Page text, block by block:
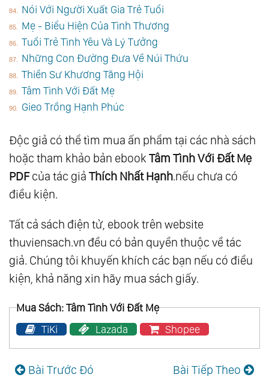
Nói Với Người Xuất Gia Trẻ Tuổi
Mẹ - Biểu Hiện Của Tình Thương
Tuổi Trẻ Tình Yêu Và Lý Tưởng
Những Con Đường Đưa Về Núi Thứu
Thiền Sư Khương Tăng Hội
Tâm Tình Với Đất Mẹ
Gieo Trồng Hạnh Phúc
Độc giả có thể tìm mua ấn phẩm tại các nhà sách
hoặc tham khảo bản ebook Tâm Tình Với Đất Mẹ
PDFcủa tác giả Thích Nhất Hạnh.nếu chưa có
điều kiện.
Tất cả sách điện tử, ebook trên website
thuviensach.vn đều có bản quyền thuộc về tác
giả. Chúng tôi khuyến khích các bạn nếu có điều
kiện, khả năng xin hãy mua sách giấy.
Mua Sách: Tâm Tình Với Đất Mẹ
TiKi
Lazada Shopee
Bài Trước Đó Bài Tiếp Theo